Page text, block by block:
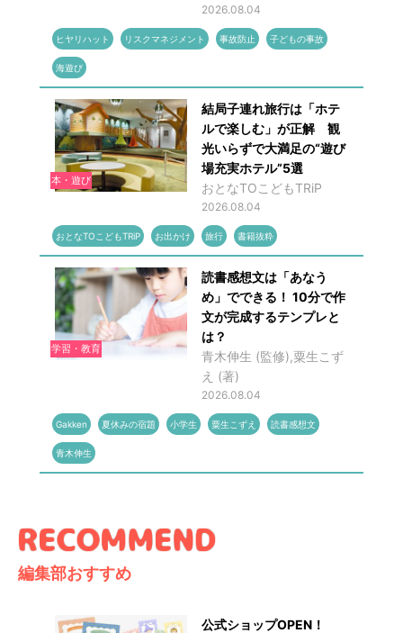
2026.08.04
ヒヤリハット リスクマネジメント 事故防止 子どもの事故
海遊び
本・遊び
結局子連れ旅行は「ホテ
ルで楽しむ」が正解 観
光いらずで大満足の“遊び
場充実ホテル”5選
おとなTOこどもTRiP
2026.08.04
おとなTOこどもTRiP お出かけ 旅行 書籍抜粋
学習・教育
読書感想文は「あなう
め」でできる！ 10分で作
文が完成するテンプレと
は？
青木伸生 (監修),粟生こず
え (著)
2026.08.04
Gakken 夏休みの宿題 小学生 粟生こずえ 読書感想文
青木伸生
編集部おすすめ
公式ショップOPEN！